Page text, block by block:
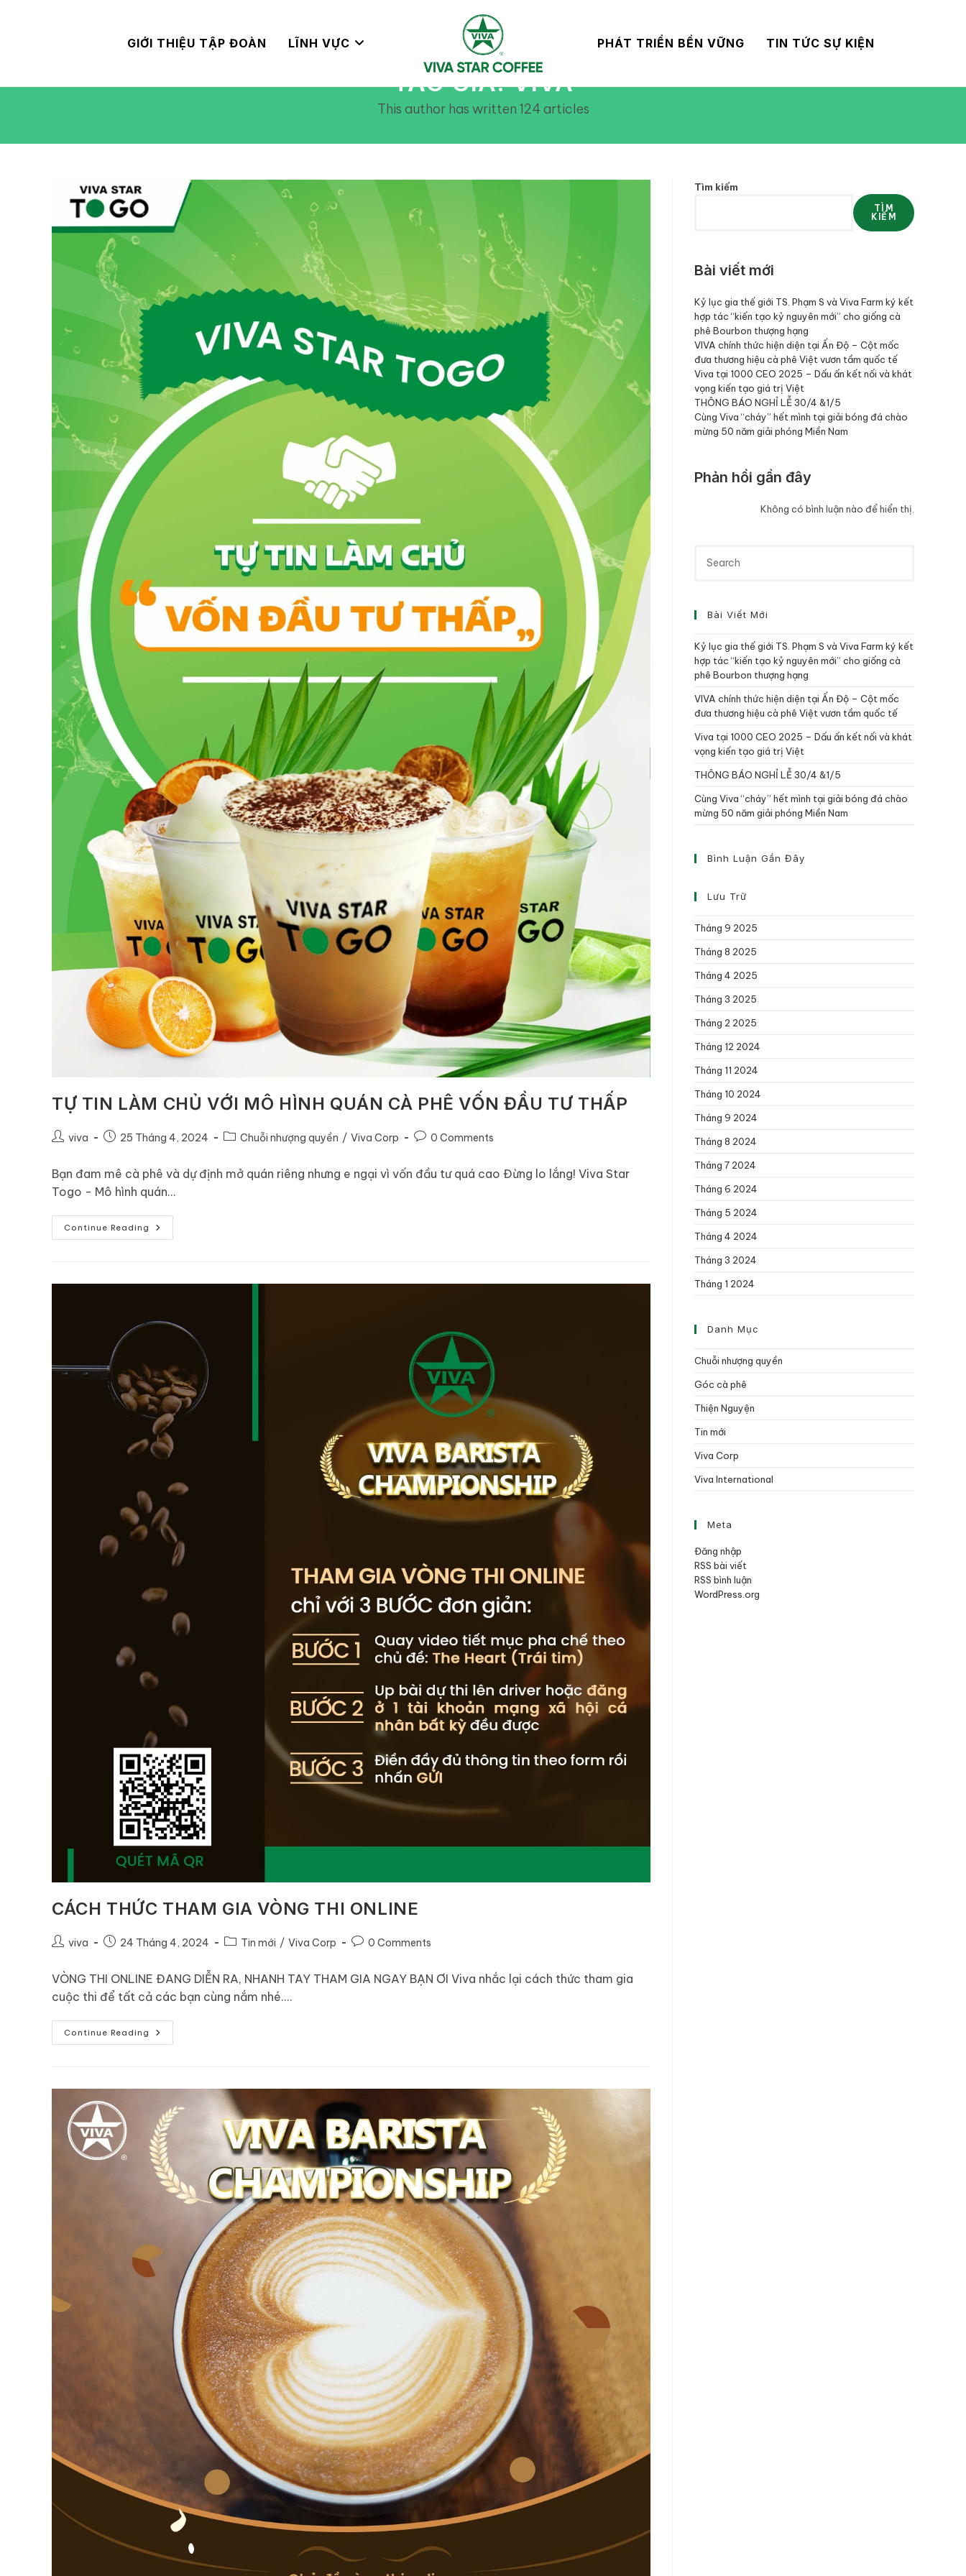
GIỚI THIỆU TẬP ĐOÀN LĨNH VỰC PHÁT TRIỂN BỀN VỮNG TIN TỨC SỰ KIỆN
TÁC GIẢ:VIVA
This author has written 124 articles
TỰ TIN LÀM CHỦ VỚI MÔ HÌNH QUÁN CÀ PHÊ VỐN ĐẦU TƯ THẤP
viva 25 Tháng 4, 2024 Chuỗi nhượng quyền / Viva Corp 0 Comments
Bạn đam mê cà phê và dự định mở quán riêng nhưng e ngại vì vốn đầu tư quá cao Đừng lo lắng! Viva Star
Togo - Mô hình quán…
Continue Reading
CÁCH THỨC THAM GIA VÒNG THI ONLINE
viva 24 Tháng 4, 2024 Tin mới / Viva Corp 0 Comments
VÒNG THI ONLINE ĐANG DIỄN RA, NHANH TAY THAM GIA NGAY BẠN ƠI Viva nhắc lại cách thức tham gia
cuộc thi để tất cả các bạn cùng nắm nhé.…
Continue Reading
Tìm kiếm
TÌM
KIẾM
Bài viết mới
Kỷ lục gia thế giới TS. Phạm S và Viva Farm ký kết
hợp tác “kiến tạo kỷ nguyên mới” cho giống cà
phê Bourbon thượng hạng
VIVA chính thức hiện diện tại Ấn Độ – Cột mốc
đưa thương hiệu cà phê Việt vươn tầm quốc tế
Viva tại 1000 CEO 2025 – Dấu ấn kết nối và khát
vọng kiến tạo giá trị Việt
THÔNG BÁO NGHỈ LỄ 30/4 &1/5
Cùng Viva “cháy” hết mình tại giải bóng đá chào
mừng 50 năm giải phóng Miền Nam
Phản hồi gần đây
Không có bình luận nào để hiển thị.
Bài Viết Mới
Kỷ lục gia thế giới TS. Phạm S và Viva Farm ký kết
hợp tác “kiến tạo kỷ nguyên mới” cho giống cà
phê Bourbon thượng hạng
VIVA chính thức hiện diện tại Ấn Độ – Cột mốc
đưa thương hiệu cà phê Việt vươn tầm quốc tế
Viva tại 1000 CEO 2025 – Dấu ấn kết nối và khát
vọng kiến tạo giá trị Việt
THÔNG BÁO NGHỈ LỄ 30/4 &1/5
Cùng Viva “cháy” hết mình tại giải bóng đá chào
mừng 50 năm giải phóng Miền Nam
Bình Luận Gần Đây
Lưu Trữ
Tháng 9 2025
Tháng 8 2025
Tháng 4 2025
Tháng 3 2025
Tháng 2 2025
Tháng 12 2024
Tháng 11 2024
Tháng 10 2024
Tháng 9 2024
Tháng 8 2024
Tháng 7 2024
Tháng 6 2024
Tháng 5 2024
Tháng 4 2024
Tháng 3 2024
Tháng 1 2024
Danh Mục
Chuỗi nhượng quyền
Góc cà phê
Thiện Nguyện
Tin mới
Viva Corp
Viva International
Meta
Đăng nhập
RSS bài viết
RSS bình luận
WordPress.org